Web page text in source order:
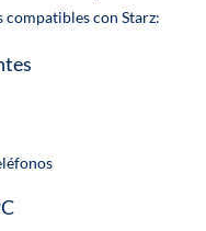
con Starz: